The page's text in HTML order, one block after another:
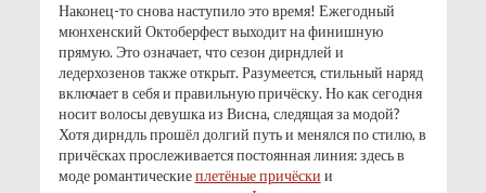
Наконец-то снова наступило это время! Ежегодный
мюнхенский Октоберфест выходит на финишную
прямую. Это означает, что сезон дирндлей и
ледерхозенов также открыт. Разумеется, стильный наряд
включает в себя и правильную причёску. Но как сегодня
носит волосы девушка из Висна, следящая за модой?
Хотя дирндль прошёл долгий путь и менялся по стилю, в
причёсках прослеживается постоянная линия: здесь в
моде романтическиеплетёные причёски и